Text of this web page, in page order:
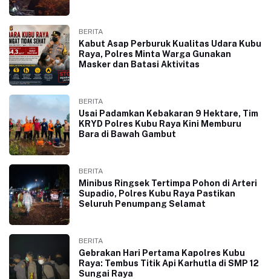
BERITA
Kabut Asap Perburuk Kualitas Udara Kubu
Raya, Polres Minta Warga Gunakan
Masker dan Batasi Aktivitas
BERITA
Usai Padamkan Kebakaran 9 Hektare, Tim
KRYD Polres Kubu Raya Kini Memburu
Bara di Bawah Gambut
BERITA
Minibus Ringsek Tertimpa Pohon di Arteri
Supadio, Polres Kubu Raya Pastikan
Seluruh Penumpang Selamat
BERITA
Gebrakan Hari Pertama Kapolres Kubu
Raya: Tembus Titik Api Karhutla di SMP 12
Sungai Raya